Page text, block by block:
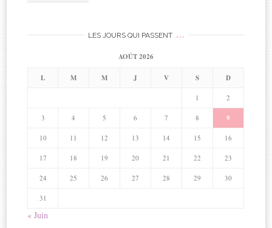
LES JOURS QUI PASSENT …
AOÛT 2026
L M M J V S D
1 2
3 4 5 6 7 8 9
10 11 12 13 14 15 16
17 18 19 20 21 22 23
24 25 26 27 28 29 30
31
« Juin